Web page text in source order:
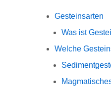
Gesteinsarten
Was ist
Welche